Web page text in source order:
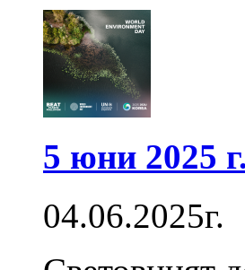
5 юни 2025
04.06.2025г.